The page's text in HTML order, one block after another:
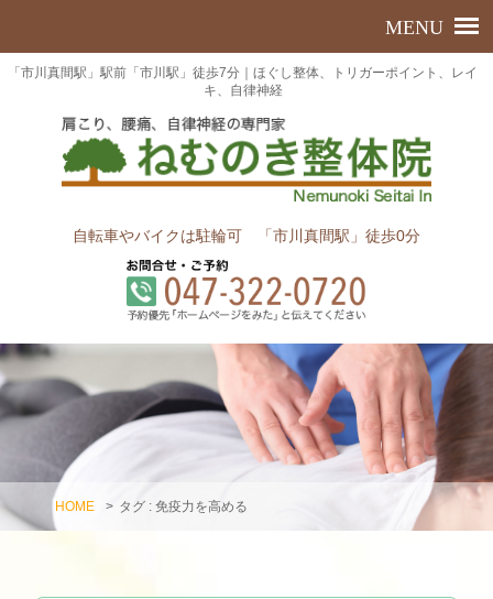
「市川真間駅」駅前「市川駅」徒歩7分｜ほぐし整体、トリガーポイント、レイ
キ、自律神経
自転車やバイクは駐輪可 「市川真間駅」徒歩0分
HOME > タグ : 免疫力を高める